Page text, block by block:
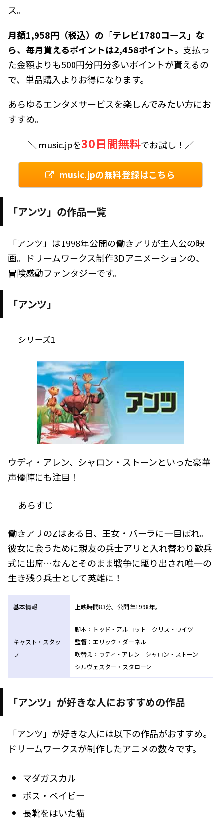
ス。
月額1,958円（税込）の「テレビ1780コース」な
ら、毎月貰えるポイントは2,458ポイント。支払っ
た金額よりも500円分円分多いポイントが貰えるの
で、単品購入よりお得になります。
あらゆるエンタメサービスを楽しんでみたい方にお
すすめ。
＼ music.jpを30日間無料でお試し！／
music.jpの無料登録はこちら
「アンツ」の作品一覧
「アンツ」は1998年公開の働きアリが主人公の映
画。ドリームワークス制作3Dアニメーションの、
冒険感動ファンタジーです。
「アンツ」
シリーズ1
ウディ・アレン、シャロン・ストーンといった豪華
声優陣にも注目！
あらすじ
働きアリのZはある日、王女・バーラに一目ぼれ。
彼女に会うために親友の兵士アリと入れ替わり歓兵
式に出席…なんとそのまま戦争に駆り出され唯一の
生き残り兵士として英雄に！
基本情報 上映時間83分。公開年1998年。
キャスト・スタッ
フ
脚本：トッド・アルコット クリス・ワイツ
監督：エリック・ダーネル
吹替え：ウディ・アレン シャロン・ストーン
シルヴェスター・スタローン
「アンツ」が好きな人におすすめの作品
「アンツ」が好きな人には以下の作品がおすすめ。
ドリームワークスが制作したアニメの数々です。
マダガスカル
ボス・ベイビー
長靴をはいた猫